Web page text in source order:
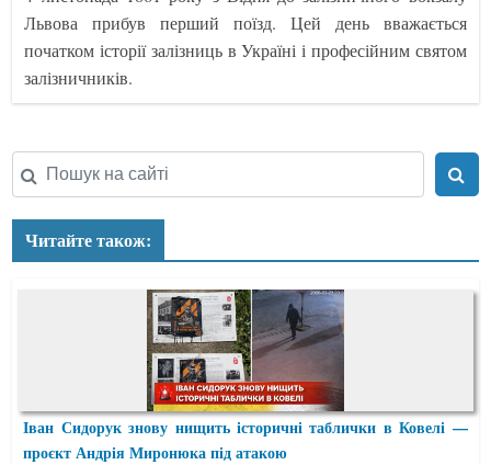
Львова прибув перший поїзд. Цей день вважається
початком історії залізниць в Україні і професійним святом
залізничників.
Читайте також:
Іван Сидорук знову нищить історичні таблички в Ковелі —
проєкт Андрія Миронюка під атакою